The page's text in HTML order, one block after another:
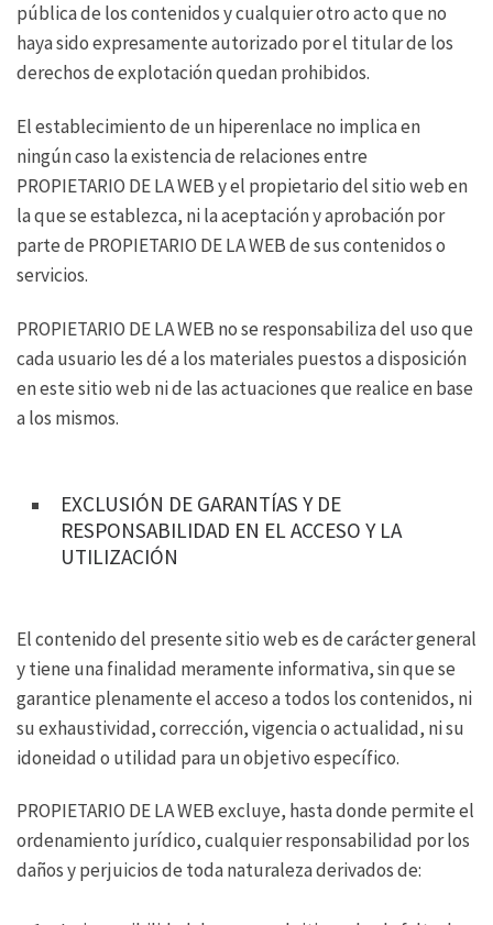
pública de los contenidos y cualquier otro acto que no
haya sido expresamente autorizado por el titular de los
derechos de explotación quedan prohibidos.
El establecimiento de un hiperenlace no implica en
ningún caso la existencia de relaciones entre
PROPIETARIO DE LA WEB y el propietario del sitio web en
la que se establezca, ni la aceptación y aprobación por
parte de PROPIETARIO DE LA WEB de sus contenidos o
servicios.
PROPIETARIO DE LA WEB no se responsabiliza del uso que
cada usuario les dé a los materiales puestos a disposición
en este sitio web ni de las actuaciones que realice en base
a los mismos.
EXCLUSIÓN DE GARANTÍAS Y DE
RESPONSABILIDAD EN EL ACCESO Y LA
UTILIZACIÓN
El contenido del presente sitio web es de carácter general
y tiene una finalidad meramente informativa, sin que se
garantice plenamente el acceso a todos los contenidos, ni
su exhaustividad, corrección, vigencia o actualidad, ni su
idoneidad o utilidad para un objetivo específico.
PROPIETARIO DE LA WEB excluye, hasta donde permite el
ordenamiento jurídico, cualquier responsabilidad por los
daños y perjuicios de toda naturaleza derivados de: